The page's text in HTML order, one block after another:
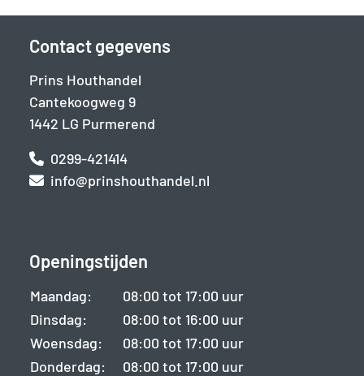
Contact gegevens
Prins Houthandel
Cantekoogweg 9
1442 LG Purmerend
0299-421414
info@prinshouthandel.nl
Openingstijden
Maandag:
08:00 tot 17:00 uur
Dinsdag:
08:00 tot 16:00 uur
Woensdag:
08:00 tot 17:00 uur
Donderdag:
08:00 tot 17:00 uur